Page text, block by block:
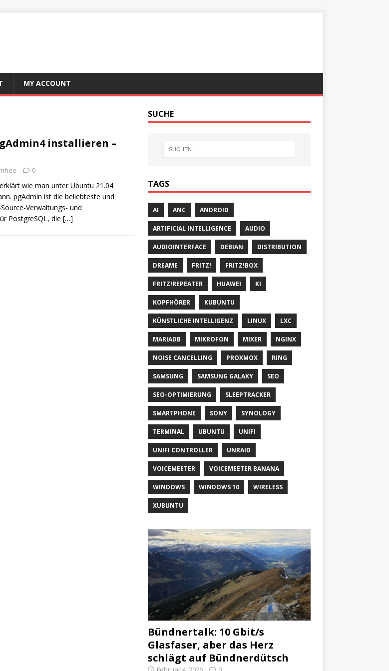
MY ACCOUNT
installieren –
0
wie man unter Ubuntu 21.04
pgAdmin ist die beliebteste und
Verwaltungs- und
PostgreSQL, die […]
SUCHE
TAGS
AI ANC ANDROID
ARTIFICIAL INTELLIGENCE AUDIO
AUDIOINTERFACE DEBIAN DISTRIBUTION
DREAME FRITZ! FRITZ!BOX
FRITZ!REPEATER HUAWEI KI
KOPFHÖRER KUBUNTU
KÜNSTLICHE INTELLIGENZ LINUX LXC
MARIADB MIKROFON MIXER NGINX
NOISE CANCELLING PROXMOX RING
SAMSUNG SAMSUNG GALAXY SEO
SEO-OPTIMIERUNG SLEEPTRACKER
SMARTPHONE SONY SYNOLOGY
TERMINAL UBUNTU UNIFI
UNIFI CONTROLLER UNRAID
VOICEMEETER VOICEMEETER BANANA
WINDOWS WINDOWS 10 WIRELESS
XUBUNTU
Bündnertalk: 10 Gbit/s
Glasfaser, aber das Herz
schlägt auf Bündnerdütsch